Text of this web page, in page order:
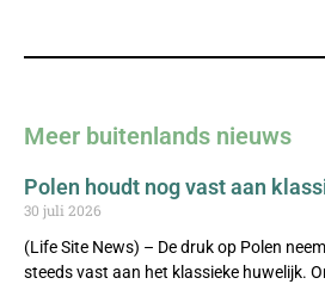
Meer buitenlands nieuws
Polen houdt nog vast aan
30 juli 2026
(Life Site News) – De druk op Polen
steeds vast aan het klassieke huwelijk.